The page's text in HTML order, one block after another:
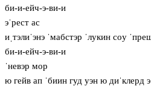
би-и-ейч-э-ви-и
эˈрест ас
иˌтэлиˈэнэ ˈмабстэр ˈлукин сoу
би-и-ейч-э-ви-и
ˈневэр мор
ю гейв ап ˈбиин гуд уэн ю диˈклерд